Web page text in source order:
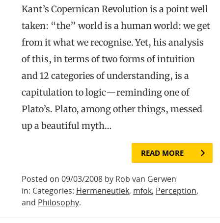
Kant’s Copernican Revolution is a point well
taken: “the” world is a human world: we get
from it what we recognise. Yet, his analysis
of this, in terms of two forms of intuition
and 12 categories of understanding, is a
capitulation to logic—reminding one of
Plato’s. Plato, among other things, messed
up a beautiful myth…
READ MORE
Posted on 09/03/2008 by Rob van Gerwen
in: Categories: Hermeneutiek, mfok, Perception,
and Philosophy.